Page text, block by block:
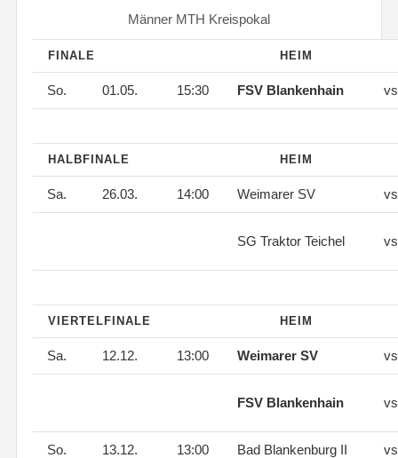
Männer MTH Kreispokal
FINALE HEIM
So. 01.05. 15:30 FSV Blankenhain
HALBFINALE HEIM
Sa. 26.03. 14:00 Weimarer SV
SG Traktor Teichel
VIERTELFINALE HEIM
Sa. 12.12. 13:00 Weimarer SV
FSV Blankenhain
So. 13.12. 13:00 Bad Blankenburg II